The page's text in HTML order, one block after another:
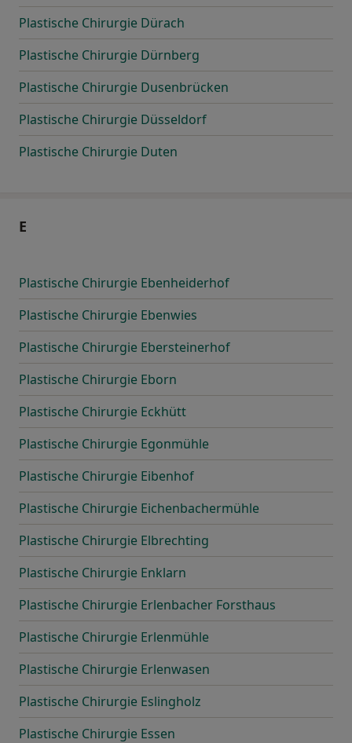
Plastische Chirurgie Dürach
Plastische Chirurgie Dürnberg
Plastische Chirurgie Dusenbrücken
Plastische Chirurgie Düsseldorf
Plastische Chirurgie Duten
E
Plastische Chirurgie Ebenheiderhof
Plastische Chirurgie Ebenwies
Plastische Chirurgie Ebersteinerhof
Plastische Chirurgie Eborn
Plastische Chirurgie Eckhütt
Plastische Chirurgie Egonmühle
Plastische Chirurgie Eibenhof
Plastische Chirurgie Eichenbachermühle
Plastische Chirurgie Elbrechting
Plastische Chirurgie Enklarn
Plastische Chirurgie Erlenbacher Forsthaus
Plastische Chirurgie Erlenmühle
Plastische Chirurgie Erlenwasen
Plastische Chirurgie Eslingholz
Plastische Chirurgie Essen